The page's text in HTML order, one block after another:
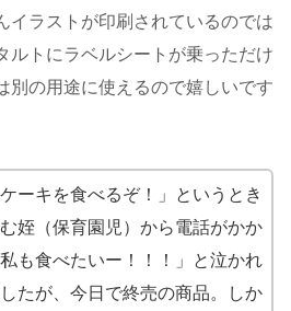
イラストが印刷されているのでは
ルトにラベルシートが乗っただけ
別の用途に使えるので嬉しいです
ケーキを食べるぞ！」というとき
姪（保育園児）から電話がかか
も食べたいー！！！」と泣かれ
たが、今日で終売の商品。しか